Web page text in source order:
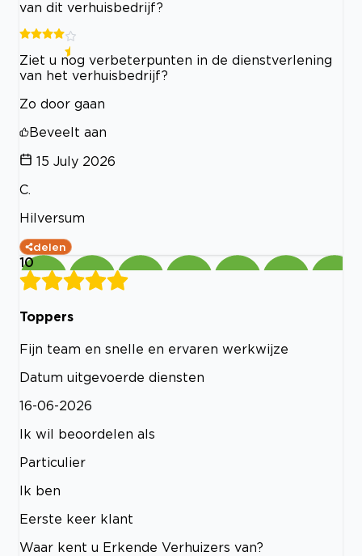
van dit verhuisbedrijf?
Ziet u nog verbeterpunten in de dienstverlening
van het verhuisbedrijf?
Zo door gaan
Beveelt aan
15 July 2026
C.
Hilversum
delen
10
Toppers
Fijn team en snelle en ervaren werkwijze
Datum uitgevoerde diensten
16-06-2026
Ik wil beoordelen als
Particulier
Ik ben
Eerste keer klant
Waar kent u Erkende Verhuizers van?